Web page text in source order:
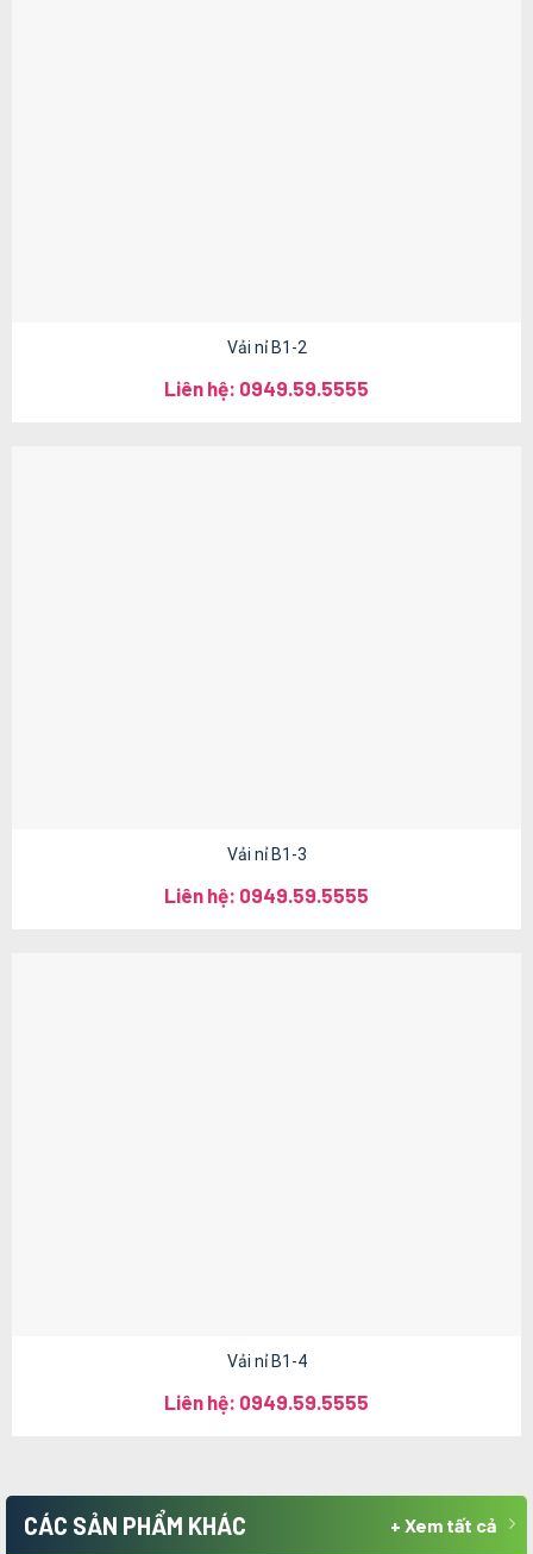
Vải nỉ B1-2
Liên hệ: 0949.59.5555
Vải nỉ B1-3
Liên hệ: 0949.59.5555
Vải nỉ B1-4
Liên hệ: 0949.59.5555
CÁC SẢN PHẨM KHÁC + Xem tất cả